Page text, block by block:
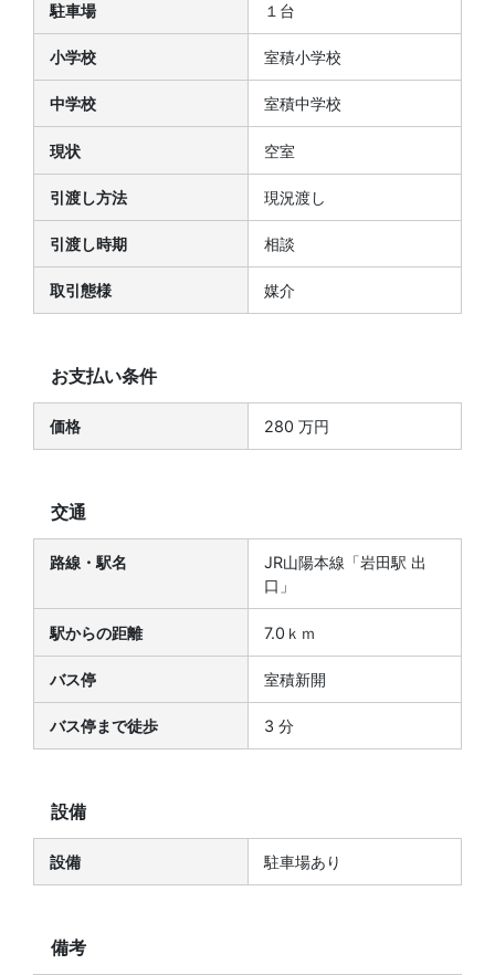
駐車場 １台
小学校 室積小学校
中学校 室積中学校
現状 空室
引渡し方法 現況渡し
引渡し時期 相談
取引態様 媒介
お支払い条件
価格 280 万円
交通
路線・駅名
JR山陽本線「岩田駅 出
口」
駅からの距離 7.0ｋｍ
バス停 室積新開
バス停まで徒歩 3 分
設備
設備 駐車場あり
備考